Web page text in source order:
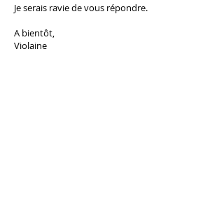
Je serais ravie de vous répondre.
A bientôt,
Violaine